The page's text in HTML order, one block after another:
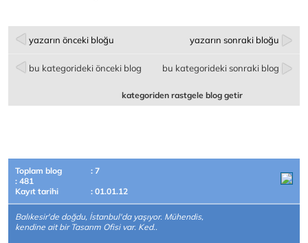
yazarın önceki bloğu yazarın sonraki bloğu
bu kategorideki önceki blog bu kategorideki sonraki blog
kategoriden rastgele blog getir
Toplam blog
: 7
: 481
Kayıt tarihi
: 01.01.12
Balıkesir'de doğdu, İstanbul'da yaşıyor. Mühendis,
kendine ait bir Tasarım Ofisi var. Ked..